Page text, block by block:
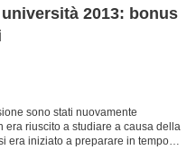
2013: bonus
sono stati nuovamente
era riuscito a studiare a causa della
era iniziato a preparare in tempo.